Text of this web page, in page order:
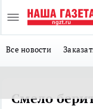
Все новости
Смело